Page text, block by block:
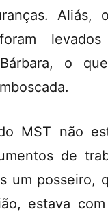
Aliás,
o
MST não
de
um posseiro,
estava